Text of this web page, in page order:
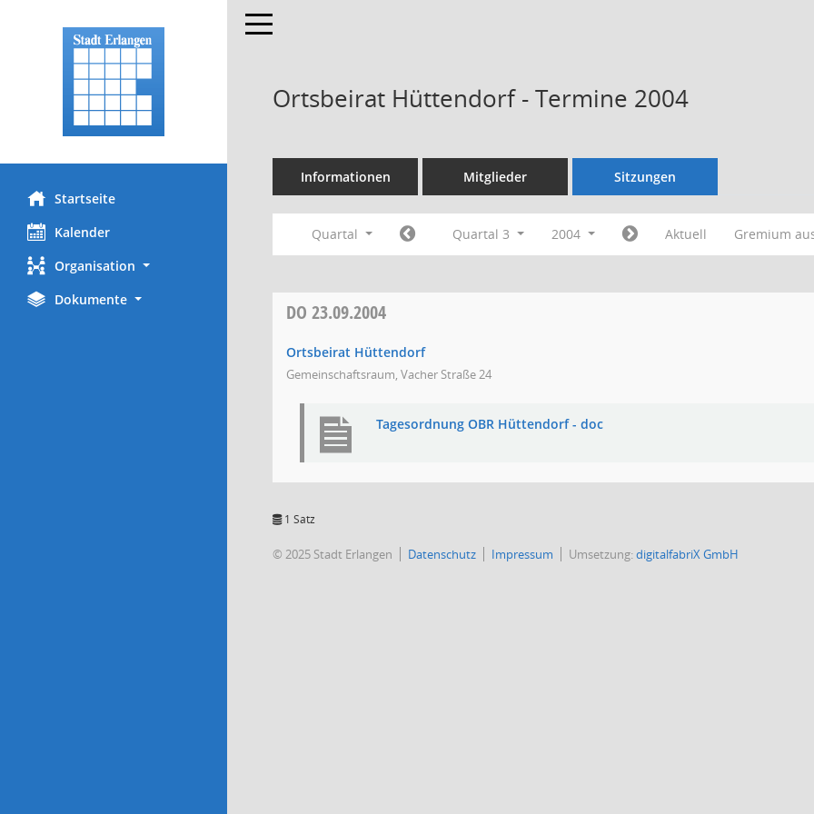
Startseite
Kalender
Organisation
Dokumente
Toggle navigation
Ortsbeirat Hüttendorf - Termine 2004
Informationen Mitglieder Sitzungen
Quartal Quartal 3 2004 Aktuell Gremium
DO 23.09.2004
Ortsbeirat Hüttendorf
Gemeinschaftsraum, Vacher Straße 24
Tagesordnung OBR Hüttendorf - doc
1 Satz
© 2025 Stadt Erlangen Datenschutz Impressum Umsetzung:digitalfabriX GmbH